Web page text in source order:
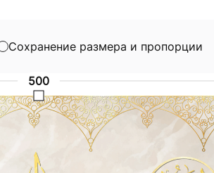
Сохранение размера и пропорции